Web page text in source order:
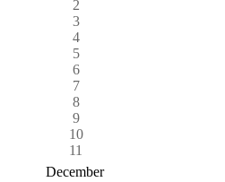
2
3
4
5
6
7
8
9
10
11
December